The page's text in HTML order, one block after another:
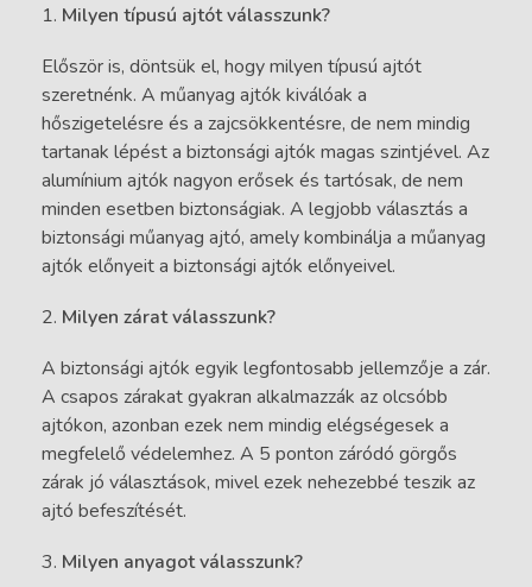
Milyen típusú ajtót válasszunk?
Először is, döntsük el, hogy milyen típusú ajtót
szeretnénk. A műanyag ajtók kiválóak a
hőszigetelésre és a zajcsökkentésre, de nem mindig
tartanak lépést a biztonsági ajtók magas szintjével. Az
alumínium ajtók nagyon erősek és tartósak, de nem
minden esetben biztonságiak. A legjobb választás a
biztonsági műanyag ajtó, amely kombinálja a műanyag
ajtók előnyeit a biztonsági ajtók előnyeivel.
Milyen zárat válasszunk?
A biztonsági ajtók egyik legfontosabb jellemzője a zár.
A csapos zárakat gyakran alkalmazzák az olcsóbb
ajtókon, azonban ezek nem mindig elégségesek a
megfelelő védelemhez. A 5 ponton záródó görgős
zárak jó választások, mivel ezek nehezebbé teszik az
ajtó befeszítését.
Milyen anyagot válasszunk?